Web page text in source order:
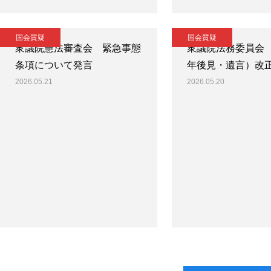
国会質疑
衆議院憲法審査会 緊急事態
条項について発言
2026.05.21
国会質疑
衆議院法務委員
年後見・遺言）改
2026.05.20